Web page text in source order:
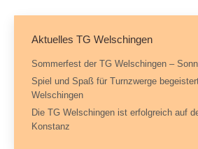
Aktuelles TG Welschingen
Sommerfest der TG Welschingen –
Spiel und Spaß für Turnzwerge
Welschingen
Die TG Welschingen ist erfolgreich auf
Konstanz